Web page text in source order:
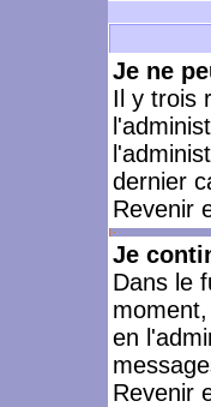
Je ne
Il y trois
dernier
Revenir
Je
Dans le
en
Revenir